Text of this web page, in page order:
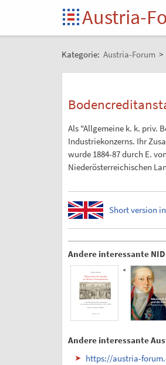
Austria-
Kategorie: Austria-Forum >
Als "Allgemeine k. k. priv.
Industriekonzerns. Ihr
wurde 1884-87 durch E.
Niederösterreichischen
Short version
Andere interessante
*
Andere interessante
https://austria-